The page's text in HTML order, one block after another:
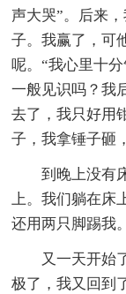
声大哭”。后来
子。我赢了，可
呢。“我心里十
一般见识吗？我
去了，我只好用
子，我拿锤子砸
到晚上没有
上。我们躺在床
还用两只脚踢我
又一天开始
极了，我又回到